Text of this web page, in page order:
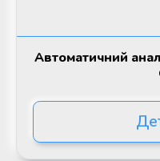
Автоматичний